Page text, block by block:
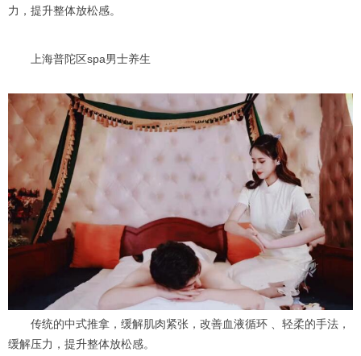
力，提升整体放松感。
上海普陀区spa男士养生
传统的中式推拿，缓解肌肉紧张，改善血液循环 、轻柔的手法，
缓解压力，提升整体放松感。